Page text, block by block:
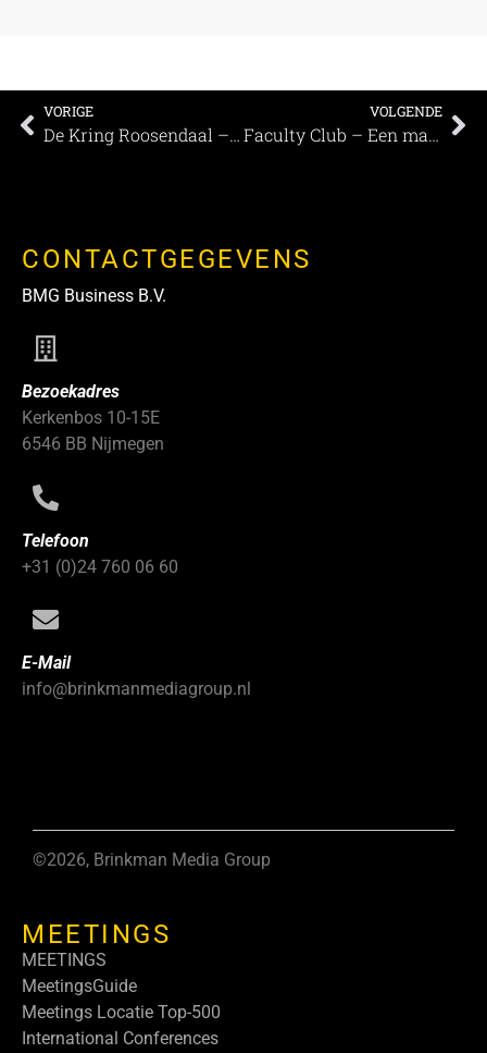
VORIGE
De Kring Roosendaal – De magie van een theater
VOLGENDE
Faculty Club – Een magische setting voor uw event
CONTACTGEGEVENS
BMG Business B.V.
Bezoekadres
Kerkenbos 10-15E
6546 BB Nijmegen
Telefoon
+31 (0)24 760 06 60
E-Mail
info@brinkmanmediagroup.nl
©2026, Brinkman Media Group
MEETINGS
MEETINGS
MeetingsGuide
Meetings Locatie Top-500
International Conferences